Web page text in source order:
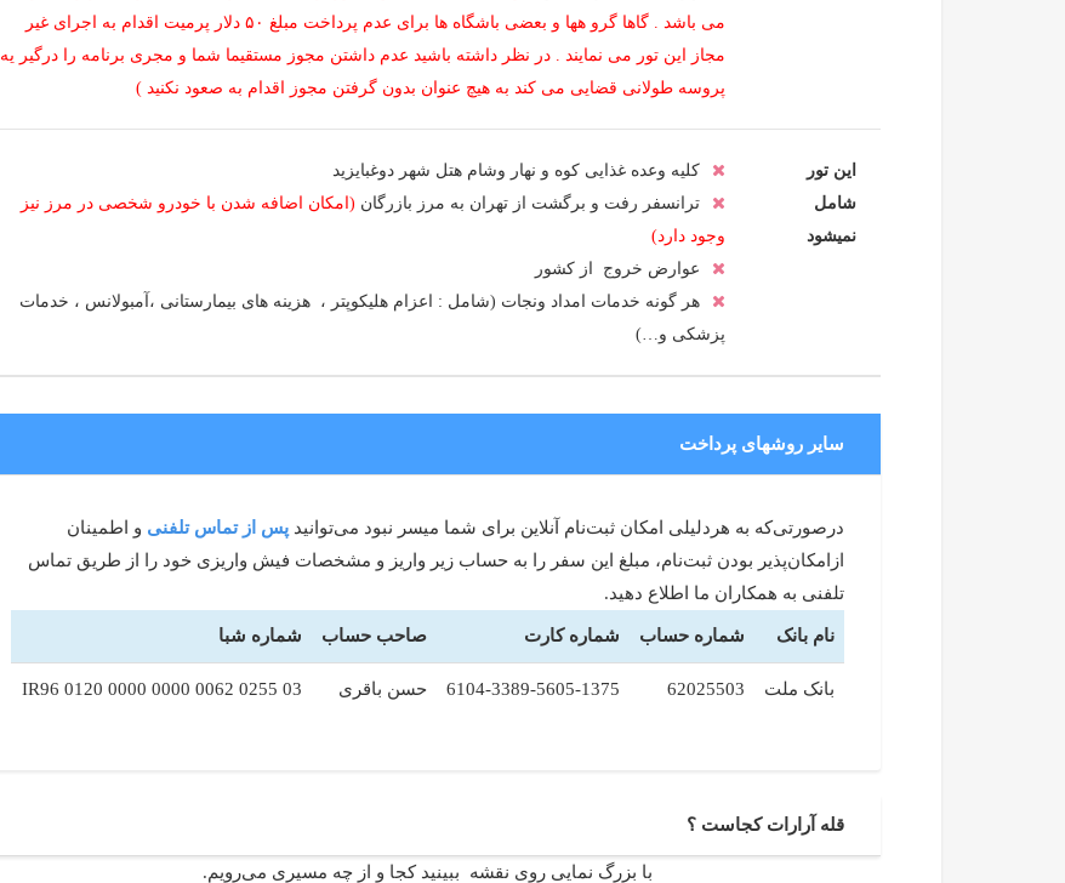
می باشد . گاها گرو هها و بعضی باشگاه ها برای عدم پرداخت مبلغ ۵۰ دلار پرمیت اقدام به اجرای غیر
مجاز این تور می نمایند . در نظر داشته باشید عدم داشتن مجوز مستقیما شما و مجری برنامه را درگیر یه
پروسه طولانی قضایی می کند به هیچ عنوان بدون گرفتن مجوز اقدام به صعود نکنید )
این تور
شامل
نمیشود
کلیه وعده غذایی کوه و نهار وشام هتل شهر دوغبایزید
ترانسفر رفت و برگشت از تهران به مرز بازرگان (امکان اضافه شدن با خودرو شخصی در مرز نیز
وجود دارد)
عوارض خروج از کشور
هر گونه خدمات امداد ونجات (شامل : اعزام هلیکوپتر ، هزینه های بیمارستانی ،آمبولانس ، خدمات
پزشکی و…)
سایر روشهای پرداخت
درصورتی‌که به هردلیلی امکان ثبت‌نام آنلاین برای شما میسر نبود می‌توانید پس از تماس تلفنی و اطمینان
ازامکان‌پذیر بودن ثبت‌نام، مبلغ این سفر را به حساب زیر واریز و مشخصات فیش واریزی خود را از طریق تماس
تلفنی به همکاران ما اطلاع دهید.
نام بانک شماره حساب شماره کارت صاحب حساب شماره شبا
بانک ملت 62025503
6104-3389-5605-1375 حسن باقری IR96 0120 0000 0000 0062 0255 03
قله آرارات کجاست ؟
با بزرگ نمایی روی نقشه ببینید کجا و از چه مسیری می‌رویم.